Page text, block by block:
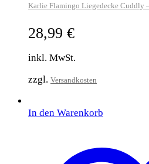
Karlie Flamingo Liegedecke Cuddly
28,99 €
inkl. MwSt.
zzgl. Versandkosten
In den Warenkorb